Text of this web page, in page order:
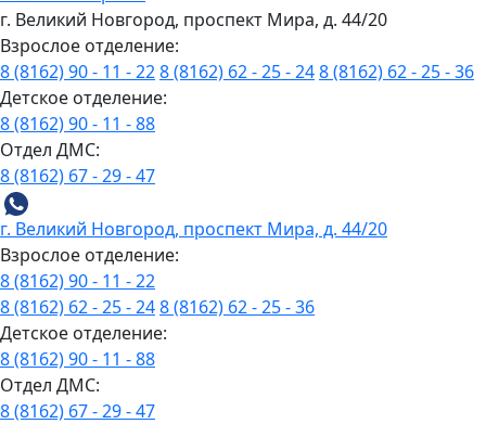
г. Великий Новгород, проспект Мира, д. 44/20
Взрослое отделение:
8 (8162) 90 - 11 - 228 (8162) 62 - 25 - 248 (8162) 62 - 25 - 36
Детское отделение:
8 (8162) 90 - 11 - 88
Отдел ДМС:
8 (8162) 67 - 29 - 47
г. Великий Новгород, проспект Мира, д. 44/20
Взрослое отделение:
8 (8162) 90 - 11 - 22
8 (8162) 62 - 25 - 248 (8162) 62 - 25 - 36
Детское отделение:
8 (8162) 90 - 11 - 88
Отдел ДМС:
8 (8162) 67 - 29 - 47